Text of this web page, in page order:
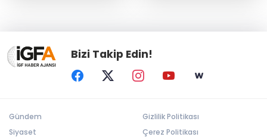
Bizi Takip Edin!
Gündem
Siyaset
Gizlilik Politikası
Çerez Politikası